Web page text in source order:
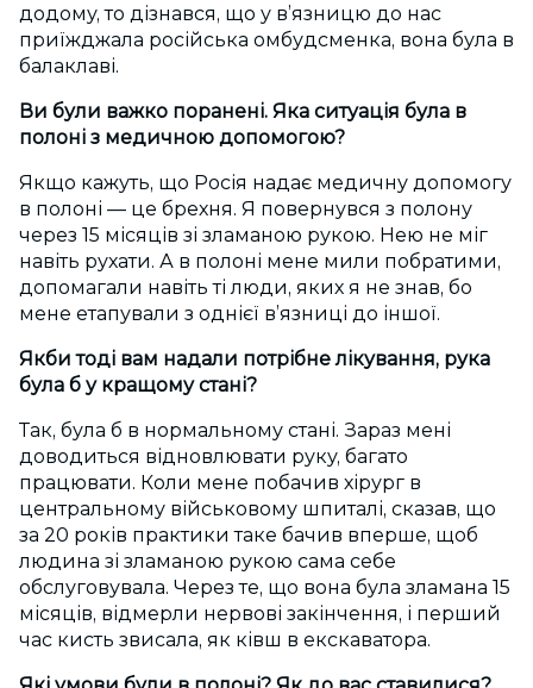
додому, то дізнався, що у в’язницю до нас
приїжджала російська омбудсменка, вона була в
балаклаві.
Ви були важко поранені. Яка ситуація була в
полоні з медичною допомогою?
Якщо кажуть, що Росія надає медичну допомогу
в полоні — це брехня. Я повернувся з полону
через 15 місяців зі зламаною рукою. Нею не міг
навіть рухати. А в полоні мене мили побратими,
допомагали навіть ті люди, яких я не знав, бо
мене етапували з однієї в’язниці до іншої.
Якби тоді вам надали потрібне лікування, рука
була б у кращому стані?
Так, була б в нормальному стані. Зараз мені
доводиться відновлювати руку, багато
працювати. Коли мене побачив хірург в
центральному військовому шпиталі, сказав, що
за 20 років практики таке бачив вперше, щоб
людина зі зламаною рукою сама себе
обслуговувала. Через те, що вона була зламана 15
місяців, відмерли нервові закінчення, і перший
час кисть звисала, як ківш в екскаватора.